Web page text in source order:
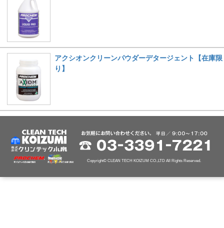
アクシオンクリーンパウダーデタージェント【在庫限
り】
Copyright© CLEAN TECH KOIZUM CO.,LTD All Rights Reserved.